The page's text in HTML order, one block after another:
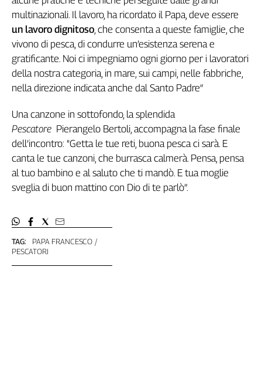
TAG:
PAPA FRANCESCO
PESCATORI
multinazionali. Il lavoro, ha ricordato il Papa, deve essere
un lavoro dignitoso, che consenta a queste famiglie, che
vivono di pesca, di condurre un’esistenza serena e
gratificante. Noi ci impegniamo ogni giorno per i lavoratori
della nostra categoria, in mare, sui campi, nelle fabbriche,
nella direzione indicata anche dal Santo Padre”
Una canzone in sottofondo, la splendida
Pescatore Pierangelo Bertoli, accompagna la fase finale
dell’incontro: "Getta le tue reti, buona pesca ci sarà. E
canta le tue canzoni, che burrasca calmerà. Pensa, pensa
al tuo bambino e al saluto che ti mandò. E tua moglie
sveglia di buon mattino con Dio di te parlò”.